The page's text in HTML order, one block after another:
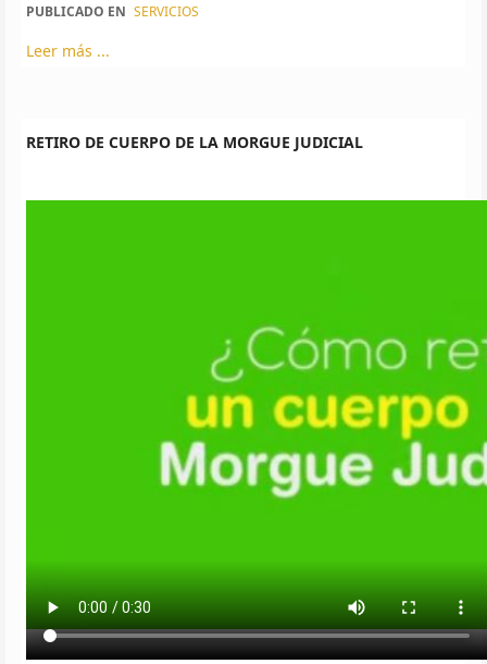
PUBLICADO EN SERVICIOS
Leer más ...
RETIRO DE CUERPO DE LA MORGUE JUDICIAL